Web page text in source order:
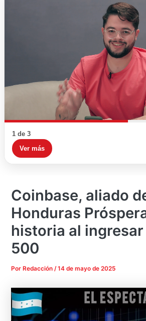
1 de 3
Ver más
Coinbase, aliado
Honduras
historia al ingresar
500
PorRedacción /14 de mayo de 2025